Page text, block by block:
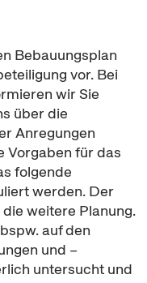
Bebauungsplan
vor. Bei
wir Sie
über die
Anregungen
Vorgaben für das
folgende
werden. Der
weitere Planung.
auf den
und –
untersucht und